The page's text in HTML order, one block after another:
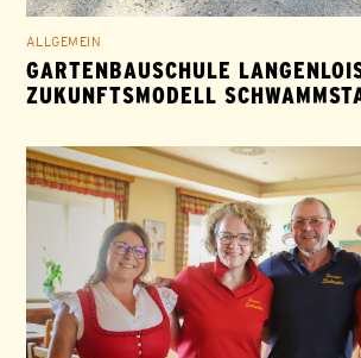
ALLGEMEIN
GARTENBAUSCHULE
ZUKUNFTSMODELL